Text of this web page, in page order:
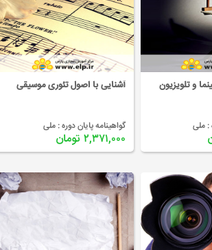
و تلویزیون
:ملی
آشنایی با اصول تئوری موسیقی
گواهینامه پایان دوره : ملی
۲,۳۷۱,۰۰۰ تومان